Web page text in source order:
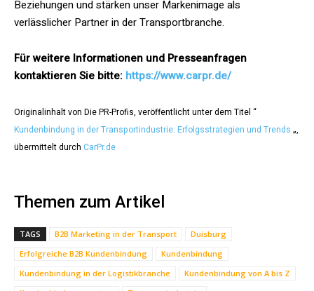
Beziehungen und stärken unser Markenimage als
verlässlicher Partner in der Transportbranche.
Für weitere Informationen und Presseanfragen
kontaktieren Sie bitte: https://www.carpr.de/
Originalinhalt von Die PR-Profis, veröffentlicht unter dem Titel “
Kundenbindung in der Transportindustrie: Erfolgsstrategien und Trends „,
übermittelt durch CarPr.de
Themen zum Artikel
TAGS B2B Marketing in der Transport
Duisburg
Erfolgreiche B2B Kundenbindung
Kundenbindung
Kundenbindung in der Logistikbranche
Kundenbindung von A bis Z